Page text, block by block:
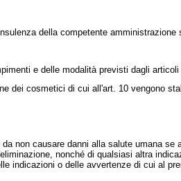
della competente
e delle modalità previsti dagli articoli
cosmetici di cui all'art. 10 vengono
causare danni alla salute umana se
nonché di qualsiasi altra
indicazioni o delle avvertenze di cui al